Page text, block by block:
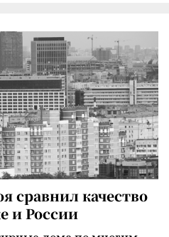
сравнил качество
и России